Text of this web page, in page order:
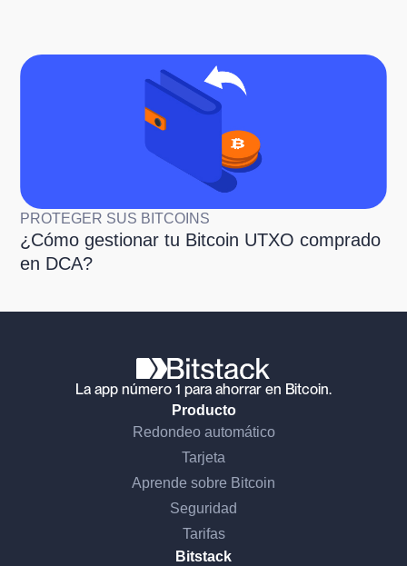
PROTEGER SUS BITCOINS
¿Cómo gestionar tu Bitcoin UTXO comprado
en DCA?
La app número 1 para ahorrar en Bitcoin.
Producto
Redondeo automático
Tarjeta
Aprende sobre Bitcoin
Seguridad
Tarifas
Bitstack